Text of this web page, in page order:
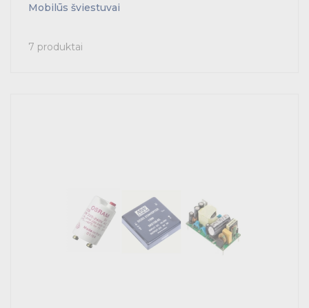
Mobilūs šviestuvai
7 produktai